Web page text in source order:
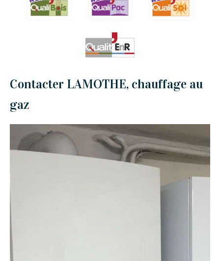
Contacter LAMOTHE, chauffage au
gaz